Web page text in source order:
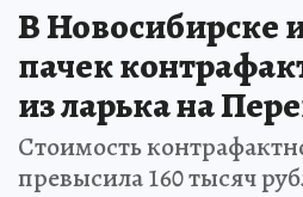
В Новосибирске
пачек
из ларька на
Стоимость
превысила 160 тысяч